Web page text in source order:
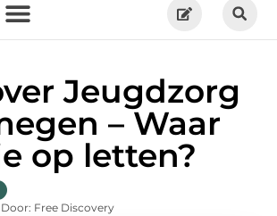
Jeugdzorg
– Waar
op letten?
Free Discovery